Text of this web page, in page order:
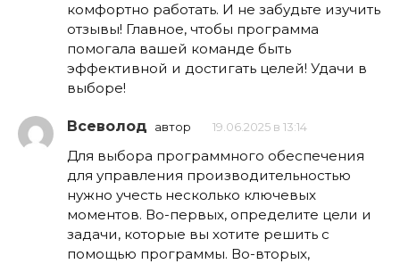
комфортно работать. И не забудьте изучить
отзывы! Главное, чтобы программа
помогала вашей команде быть
эффективной и достигать целей! Удачи в
выборе!
Всеволод автор 19.06.2025 в 13:14
Для выбора программного обеспечения
для управления производительностью
нужно учесть несколько ключевых
моментов. Во-первых, определите цели и
задачи, которые вы хотите решить с
помощью программы. Во-вторых,